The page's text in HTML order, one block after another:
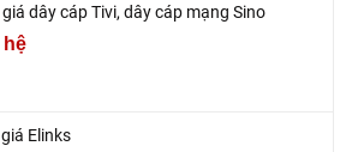
dây cáp Tivi, dây cáp mạng Sino
hệ
Elinks